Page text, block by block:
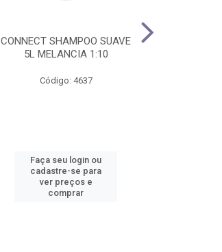
CONNECT SHAMPOO SUAVE
5L MELANCIA 1:10
Código: 4637
Faça seu login ou
cadastre-se para
ver preços e
comprar